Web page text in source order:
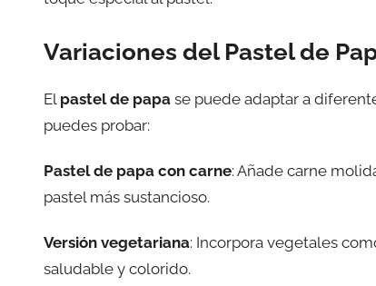
Variaciones del Pastel de
El pastel de papa se puede adaptar a
puedes probar:
Pastel de papa con carne: Añade carne
pastel más sustancioso.
Versión vegetariana: Incorpora vegetales
saludable y colorido.